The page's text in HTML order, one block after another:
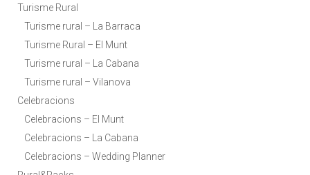
Turisme Rural
Turisme rural – La Barraca
Turisme Rural – El Munt
Turisme rural – La Cabana
Turisme rural – Vilanova
Celebracions
Celebracions – El Munt
Celebracions – La Cabana
Celebracions – Wedding Planner